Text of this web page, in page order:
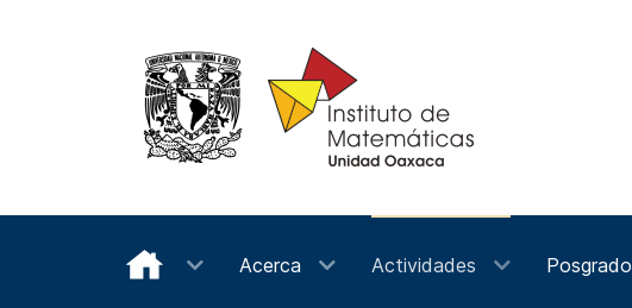
Acerca Actividades Posgrado